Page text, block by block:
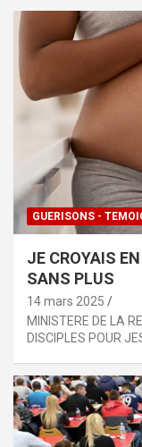
GUERISONS -
JE CROYAIS
SANS PLUS
14 mars 2025
MINISTERE DE LA
DISCIPLES POUR